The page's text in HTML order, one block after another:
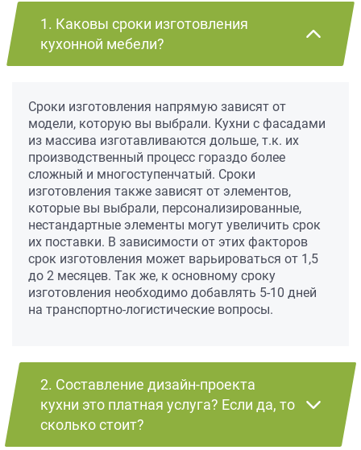
1. Каковы сроки изготовления
кухонной мебели?
Сроки изготовления напрямую зависят от
модели, которую вы выбрали. Кухни с фасадами
из массива изготавливаются дольше, т.к. их
производственный процесс гораздо более
сложный и многоступенчатый. Сроки
изготовления также зависят от элементов,
которые вы выбрали, персонализированные,
нестандартные элементы могут увеличить срок
их поставки. В зависимости от этих факторов
срок изготовления может варьироваться от 1,5
до 2 месяцев. Так же, к основному сроку
изготовления необходимо добавлять 5-10 дней
на транспортно-логистические вопросы.
2. Составление дизайн-проекта
кухни это платная услуга? Если да, то
сколько стоит?